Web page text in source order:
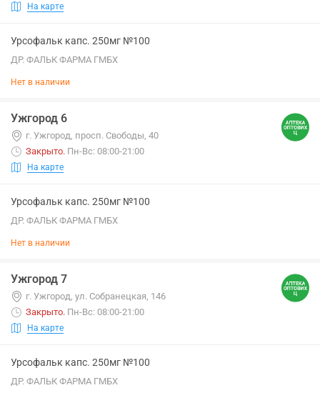
На карте
Урсофальк капс. 250мг №100
ДР. ФАЛЬК ФАРМА ГМБХ
Нет в наличии
Ужгород 6
г. Ужгород, просп. Свободы, 40
Закрыто. Пн-Вс: 08:00-21:00
На карте
Урсофальк капс. 250мг №100
ДР. ФАЛЬК ФАРМА ГМБХ
Нет в наличии
Ужгород 7
г. Ужгород, ул. Собранецкая, 146
Закрыто. Пн-Вс: 08:00-21:00
На карте
Урсофальк капс. 250мг №100
ДР. ФАЛЬК ФАРМА ГМБХ